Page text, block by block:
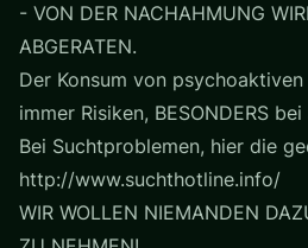
- VON DER NACHAHMUNG
ABGERATEN.
Der Konsum von
immer Risiken, BESONDERS
Bei Suchtproblemen, hier die
http://www.suchthotline.info/
WIR WOLLEN NIEMANDEN